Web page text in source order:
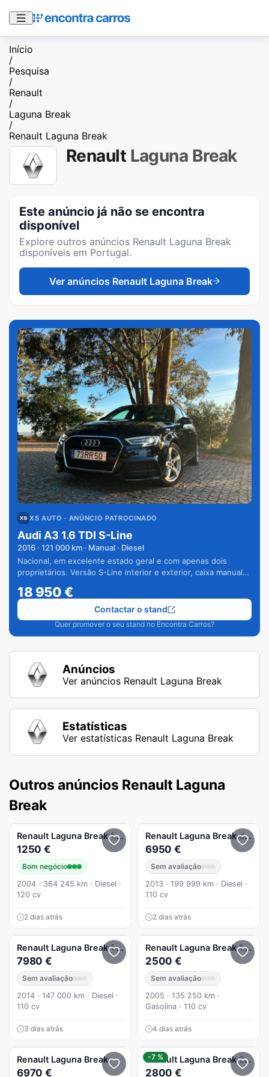
Início
/
Pesquisa
/
Renault
/
Laguna Break
/
Renault Laguna Break
Renault Laguna Break
Este anúncio já não se encontra
disponível
Explore outros anúncios Renault Laguna Break
disponíveis em Portugal.
Ver anúncios Renault Laguna Break
XS AUTO · ANÚNCIO PATROCINADO
Audi A3 1.6 TDI S-Line
2016 · 121 000 km · Manual · Diesel
Nacional, em excelente estado geral e com apenas dois
proprietários. Versão S-Line interior e exterior, caixa manual
18 950€
Quer promover o seu stand no Encontra Carros?
Contactar o stand
Anúncios
Ver anúncios Renault Laguna Break
Estatísticas
Ver estatísticas Renault Laguna Break
Outros anúncios Renault Laguna
Break
Renault Laguna Break 1.9 dCi Confort
1250 €
Bom negócio
2004 · 364 245 km · Diesel ·
120 cv
2 dias atrás
Renault Laguna Break dCi 110 FAP Dynamique
6950 €
Sem avaliação
2013 · 199 999 km · Diesel ·
110 cv
2 dias atrás
Renault Laguna Break 1.5 dCi Limited
7980 €
Sem avaliação
2014 · 147 000 km · Diesel ·
110 cv
3 dias atrás
Renault Laguna Break 1.6 Dynamique
2500 €
Sem avaliação
2005 · 135 250 km ·
Gasolina · 110 cv
4 dias atrás
Renault Laguna Break
6970 €
-7 %
Renault Laguna Break 2.0 dCi Initiale
2800 €